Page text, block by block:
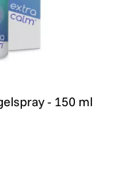
- 150 ml